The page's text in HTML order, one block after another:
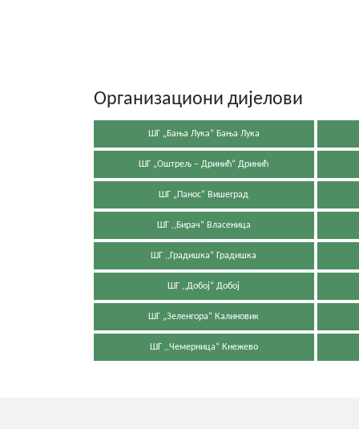
Организациони дијелови
ШГ „Бања Лука“ Бања Лука
ШГ „Оштрељ – Дринић“ Дринић
ШГ „Панос“ Вишеград
ШГ ,,Бирач“ Власеница
ШГ ,,Градишка“ Градишка
ШГ ,,Добој“ Добој
ШГ „Зеленгора“ Калиновик
ШГ ,,Чемерница“ Кнежево